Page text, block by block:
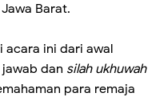
Barat.
acara ini dari awal
dan silah ukhuwah
para remaja